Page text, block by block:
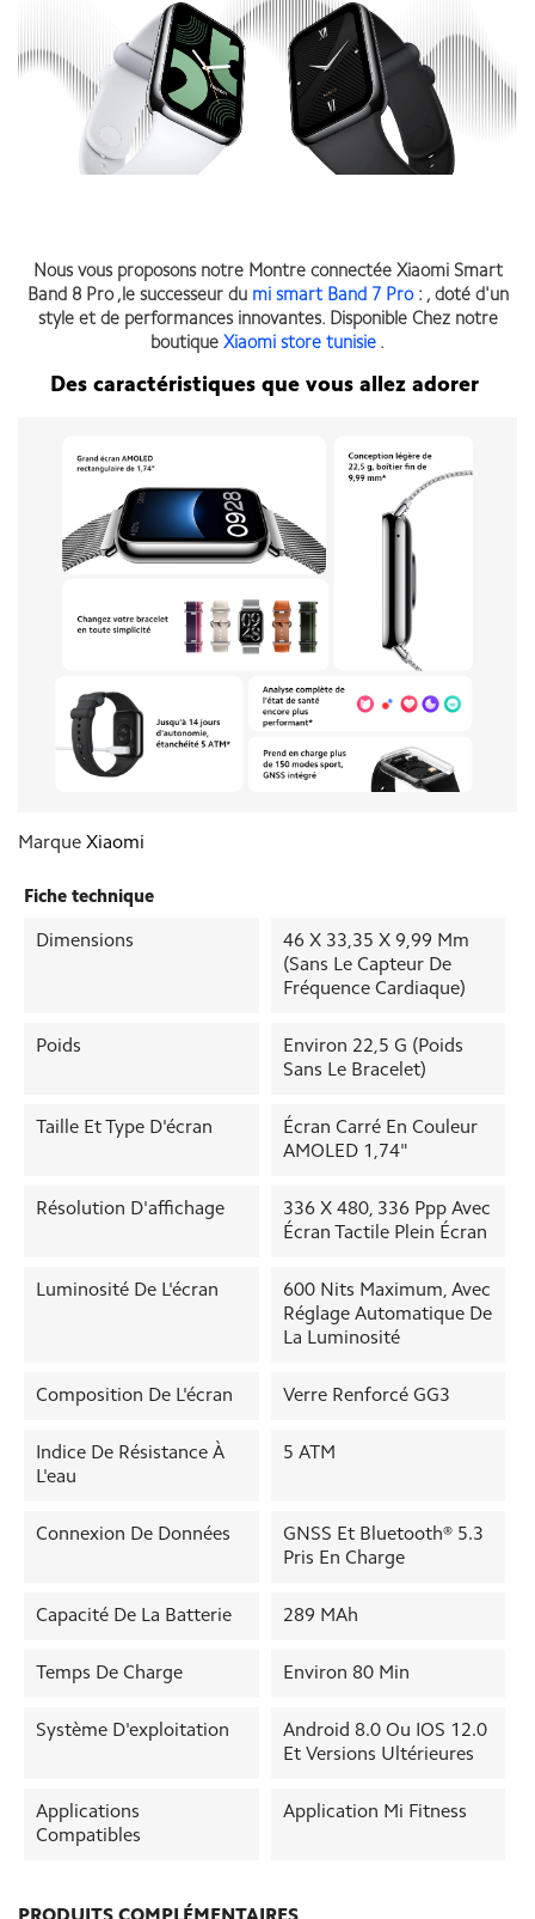
Nous vous proposons notre Montre connectée Xiaomi Smart
Band 8 Pro ,le successeur du mi smart Band 7 Pro : , doté d'un
style et de performances innovantes. Disponible Chez notre
boutique Xiaomi store tunisie .
Des caractéristiques que vous allez adorer
Marque Xiaomi
Fiche technique
Dimensions
46 X 33,35 X 9,99 Mm
(sans Le Capteur De
Fréquence Cardiaque)
Poids
Environ 22,5 G (poids
Sans Le Bracelet)
Taille Et Type D'écran
Écran Carré En Couleur
AMOLED 1,74"
Résolution D'affichage
336 X 480, 336 Ppp Avec
Écran Tactile Plein Écran
Luminosité De L'écran
600 Nits Maximum, Avec
Réglage Automatique De
La Luminosité
Composition De L'écran Verre Renforcé GG3
Indice De Résistance À
L'eau
5 ATM
Connexion De Données
GNSS Et Bluetooth® 5.3
Pris En Charge
Capacité De La Batterie 289 MAh
Temps De Charge Environ 80 Min
Système D'exploitation
Android 8.0 Ou IOS 12.0
Et Versions Ultérieures
Applications
Compatibles
Application Mi Fitness